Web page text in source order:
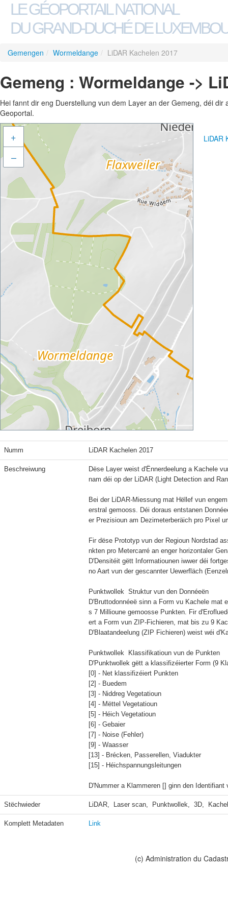
LE GÉOPORTAIL NATIONAL
DU GRAND-DUCHÉ DE
Gemengen / Wormeldange / LiDAR Kachelen 2017
Gemeng : Wormeldange ->
Hei fannt dir eng Duerstellung vun dem Layer an der Gemeng, déi
Geoportal.
+
–
LiDAR
Numm LiDAR Kachelen 2017
Beschreiwung
Dëse Layer weist d'Ënnerdeelung a Kachele
nam déi op der LiDAR (Light Detection and
Bei der LiDAR-Miessung mat Hëllef vun
erstral gemooss. Déi doraus entstanen
er Prezisioun am Dezimeterberäich pro Pixel
Fir dëse Prototyp vun der Regioun Nordstad
nkten pro Metercarré an enger horizontaler
D'Densitéit gëtt Informatiounen iwwer déi
no Aart vun der gescannter Uewerfläch
Punktwollek  Struktur vun den Donnéeën
D'Bruttodonnéeë sinn a Form vu Kachele mat
s 7 Millioune gemoosse Punkten. Fir
ert a Form vun ZIP-Fichieren, mat bis zu 9
D'Blaatandeelung (ZIP Fichieren) weist wéi
Punktwollek  Klassifikatioun vun de Punkten
D'Punktwollek gëtt a klassifizéierter Form (9
[0] - Net klassifizéiert Punkten
[2] - Buedem
[3] - Niddreg Vegetatioun
[4] - Mëttel Vegetatioun
[5] - Héich Vegetatioun
[6] - Gebaier
[7] - Noise (Fehler)
[9] - Waasser
[13] - Brécken, Passerellen, Viadukter
[15] - Héichspannungsleitungen
D'Nummer a Klammeren [] ginn den Identifiant
Stëchwieder LiDAR,  Laser scan,  Punktwollek,  3D,
Komplett Metadaten Link
(c) Administration du